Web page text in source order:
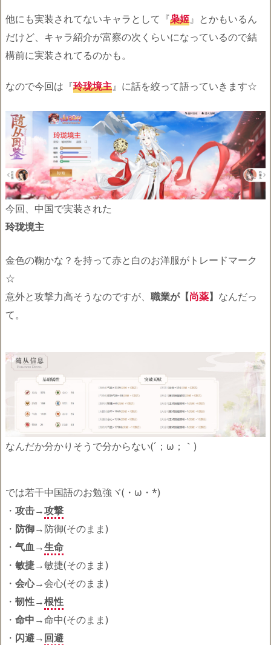
他にも実装されてないキャラとして『枭姬』とかもいるん
だけど、キャラ紹介が富察の次くらいになっているので結
構前に実装されてるのかも。
なので今回は『玲珑境主』に話を絞って語っていきます☆
今回、中国で実装された
玲珑境主
金色の鞠かな？を持って赤と白のお洋服がトレードマーク
☆
意外と攻撃力高そうなのですが、 職業が【尚薬】 なんだっ
て。
なんだか分かりそうで分からない(´；ω；｀)
では若干中国語のお勉強ヾ(・ω・*)
・ 攻击→攻撃
・ 防御→防御(そのまま)
・ 气血→生命
・ 敏捷→敏捷(そのまま)
・ 会心→会心(そのまま)
・ 韧性→根性
・ 命中→命中(そのまま)
・ 闪避→回避